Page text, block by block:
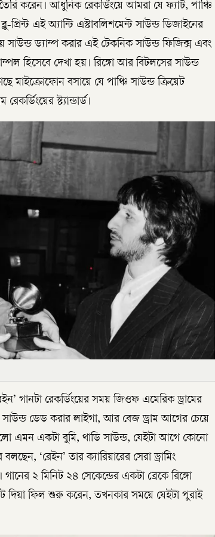
করেন। আধুনিক রেকর্ডিংয়ে আমরা যে ফ্যাট, পাঞ্চি
প্রিন্ট এই অ্যান্টি এস্টাবলিশমেন্ট সাউন্ড ডিজাইনের
সাউন্ড ড্যাম্প করার এই টেকনিক সাউন্ড ফিজিক্স এবং
হিসেবে দেখা হয়। রিঙ্গো আর বিটলসের সাউন্ড
মাইক্রোফোন বসায়ে যে পাঞ্চি সাউন্ড ক্রিয়েট
স্ট্যান্ডার্ড।
গানটা রেকর্ডিংয়ের সময় জিওফ এমেরিক ড্রামের
ডেড করার লাইগা, আর বেজ ড্রাম আগের চেয়ে
এমন একটা বুমি, থাডি সাউন্ড, যেইটা আগে কোনো
‘রেইন’ তার ক্যারিয়ারের সেরা ড্রামিং
২ মিনিট ২৪ সেকেন্ডের একটা ব্রেকে রিঙ্গো
দিয়া ফিল শুরু করেন, তখনকার সময়ে যেইটা পুরাই